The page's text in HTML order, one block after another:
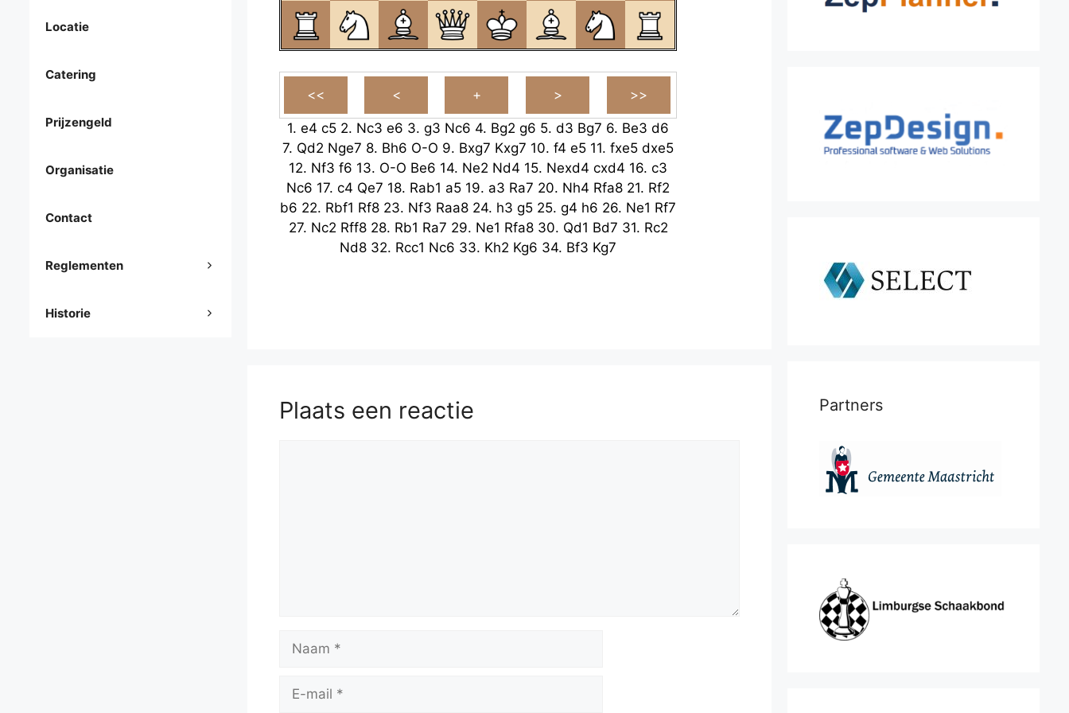
1. e4 c5 2. Nc3 e6 3. g3 Nc6 4. Bg2 g6 5. d3 Bg7 6. Be3 d6
7. Qd2 Nge7 8. Bh6 O-O 9. Bxg7 Kxg7 10. f4 e5 11. fxe5 dxe5
12. Nf3 f6 13. O-O Be6 14. Ne2 Nd4 15. Nexd4 cxd4 16. c3
Nc6 17. c4 Qe7 18. Rab1 a5 19. a3 Ra7 20. Nh4 Rfa8 21. Rf2
b6 22. Rbf1 Rf8 23. Nf3 Raa8 24. h3 g5 25. g4 h6 26. Ne1 Rf7
27. Nc2 Rff8 28. Rb1 Ra7 29. Ne1 Rfa8 30. Qd1 Bd7 31. Rc2
Nd8 32. Rcc1 Nc6 33. Kh2 Kg6 34. Bf3 Kg7
Plaats een reactie
mail
Locatie
Catering
Prijzengeld
Organisatie
Contact
Reglementen
Historie
Partners